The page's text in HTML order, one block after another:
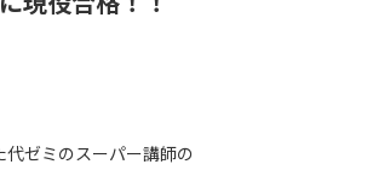
ゼミのスーパー講師の